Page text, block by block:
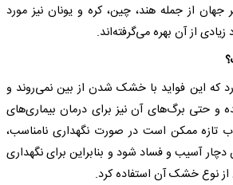
جهان از جمله هند، چین، کره و یونان نیز مورد
از آن بهره می‌گرفته‌اند.
که این فواید با خشک شدن از بین نمی‌روند و
حتی برگ‌های آن نیز برای درمان بیماری‌های
تازه ممکن است در صورت نگهداری نامناسب،
آسیب و فساد شود و بنابراین برای نگهداری
نوع خشک آن استفاده کرد.